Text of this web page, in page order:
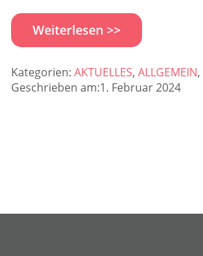
Weiterlesen >>
Kategorien: AKTUELLES, ALLGEMEIN,
Geschrieben am:1. Februar 2024